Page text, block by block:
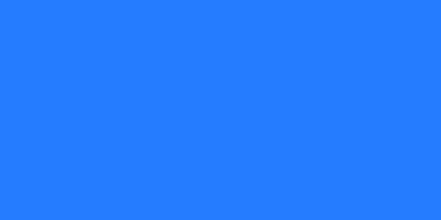
iniciativa con la que comparte su carácter deportivo y
os animan una vez más a que os unáis a este reto
transferencia bancaria. El evento termina el 5 de